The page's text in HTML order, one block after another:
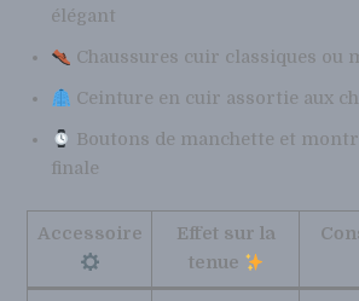
élégant
Chaussures cuir classiques ou
Ceinture en cuir assortie aux
Boutons de manchette et
finale
Accessoire
Effet sur la
tenue